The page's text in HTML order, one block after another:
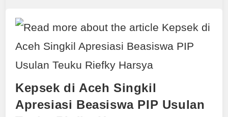
Kepsek di Aceh Singkil
Apresiasi Beasiswa PIP Usulan